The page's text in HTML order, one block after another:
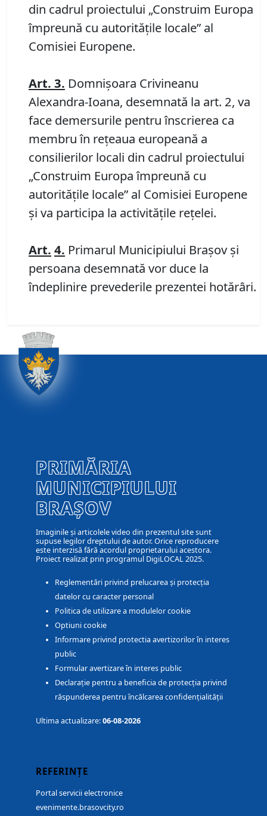
din cadrul proiectului „Construim Europa
împreună cu autoritățile locale” al
Comisiei Europene.
Art. 3. Domnișoara Crivineanu
Alexandra-Ioana, desemnată la art. 2, va
face demersurile pentru înscrierea ca
membru în rețeaua europeană a
consilierilor locali din cadrul proiectului
„Construim Europa împreună cu
autoritățile locale” al Comisiei Europene
și va participa la activitățile rețelei.
Art. 4. Primarul Municipiului Braşov și
persoana desemnată vor duce la
îndeplinire prevederile prezentei hotărâri.
PRIMĂRIA
MUNICIPIULUI
BRAȘOV
Imaginile și articolele video din prezentul site sunt
supuse legilor dreptului de autor. Orice reproducere
este interzisă fără acordul proprietarului acestora.
Proiect realizat prin programul DigiLOCAL 2025.
Reglementări privind prelucarea și protecția
datelor cu caracter personal
Politica de utilizare a modulelor cookie
Optiuni cookie
Informare privind protectia avertizorilor în interes
public
Formular avertizare în interes public
Declarație pentru a beneficia de protecția privind
răspunderea pentru încălcarea confidențialității
Ultima actualizare:06-08-2026
REFERINȚE
Portal servicii electronice
evenimente.brasovcity.ro